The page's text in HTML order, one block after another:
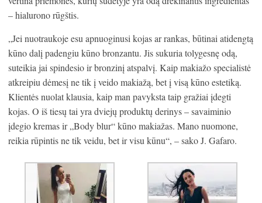
– hialurono rūgštis.
„Jei nuotraukoje esu apnuoginusi kojas ar rankas, būtinai atidengtą
kūno dalį padengiu kūno bronzantu. Jis sukuria tolygesnę odą,
suteikia jai spindesio ir bronzinį atspalvį. Kaip makiažo specialistė
atkreipiu dėmesį ne tik į veido makiažą, bet į visą kūno estetiką.
Klientės nuolat klausia, kaip man pavyksta taip gražiai įdegti
kojas. O iš tiesų tai yra dviejų produktų derinys – savaiminio
įdegio kremas ir „Body blur“ kūno makiažas. Mano nuomone,
reikia rūpintis ne tik veidu, bet ir visu kūnu“, – sako J. Gafaro.